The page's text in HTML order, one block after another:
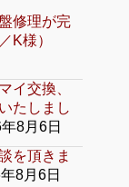
修理が完
K様）
イ交換、
たしまし
8月6日
を頂きま
8月6日